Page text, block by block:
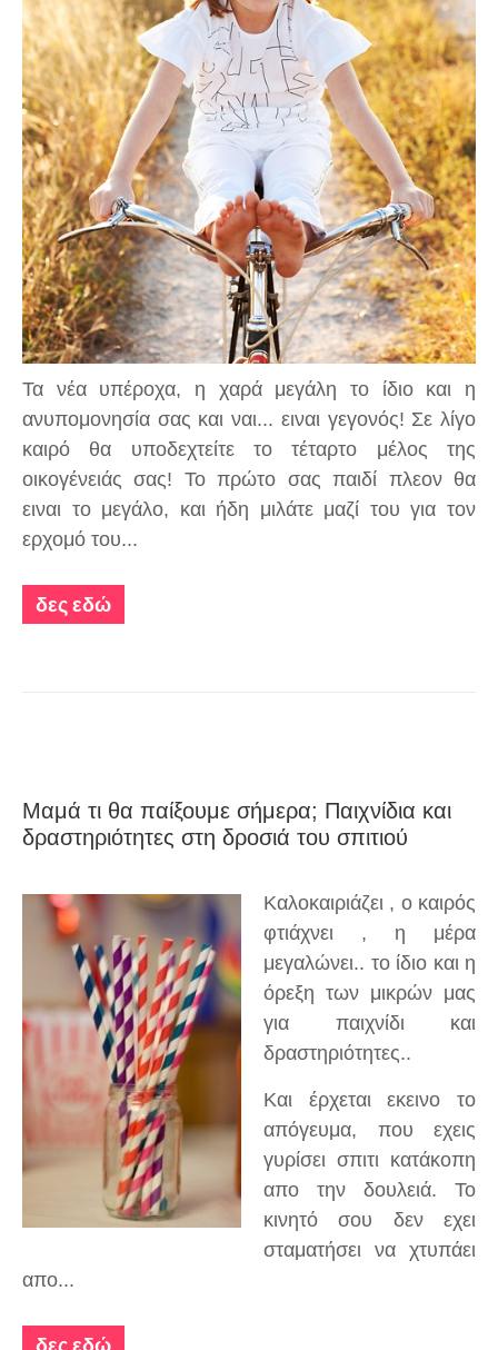
Τα νέα υπέροχα, η χαρά μεγάλη το ίδιο και η
ανυπομονησία σας και ναι... ειναι γεγονός! Σε λίγο
καιρό θα υποδεχτείτε το τέταρτο μέλος της
οικογένειάς σας! Το πρώτο σας παιδί πλεον θα
ειναι το μεγάλο, και ήδη μιλάτε μαζί του για τον
ερχομό του...
δες εδώ
Μαμά τι θα παίξουμε σήμερα; Παιχνίδια και
δραστηριότητες στη δροσιά του σπιτιού
Καλοκαιριάζει , ο καιρός
φτιάχνει , η μέρα
μεγαλώνει.. το ίδιο και η
όρεξη των μικρών μας
για παιχνίδι και
δραστηριότητες..
Και έρχεται εκεινο το
απόγευμα, που εχεις
γυρίσει σπιτι κατάκοπη
απο την δουλειά. Το
κινητό σου δεν εχει
σταματήσει να χτυπάει
απο...